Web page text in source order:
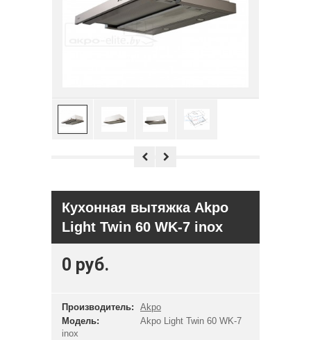
Кухонная вытяжка Akpo
Light Twin 60 WK-7 inox
0 руб.
Производитель:
Akpo
Модель:
Akpo Light Twin 60 WK-7
inox